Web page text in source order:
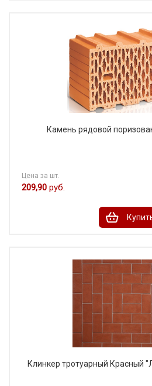
Камень рядовой
Цена за шт.
209,90 руб.
Клинкер тротуарный Красный